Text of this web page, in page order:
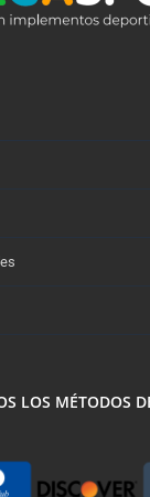
LOS MÉTODOS